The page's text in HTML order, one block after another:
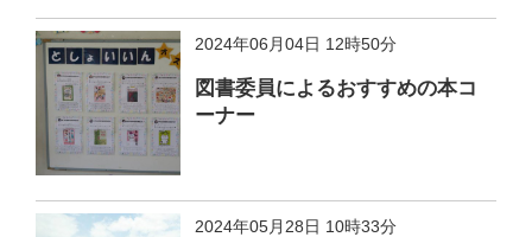
2024年06月04日 12時50分
図書委員によるおすすめの本コ
ーナー
2024年05月28日 10時33分